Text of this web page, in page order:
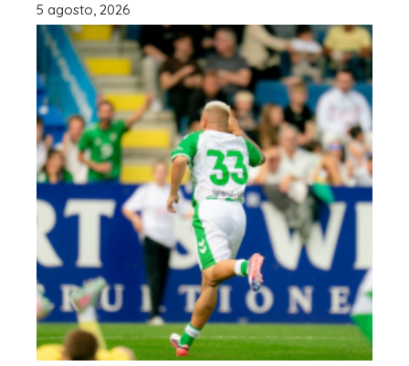
5 agosto, 2026